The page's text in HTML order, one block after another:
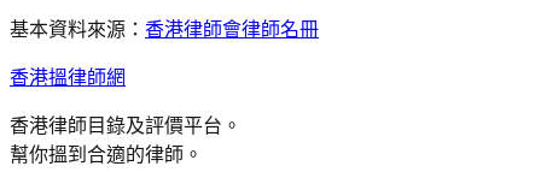
基本資料來源： 香港律師會律師名冊
香港搵律師網
香港律師目錄及評價平台。
幫你搵到合適的律師。